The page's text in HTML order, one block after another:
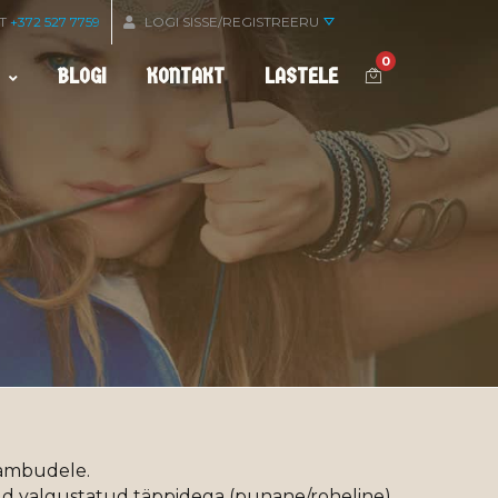
+372 527 7759 LOGI SISSE/REGISTREERU
BLOGI KONTAKT LASTELE
0